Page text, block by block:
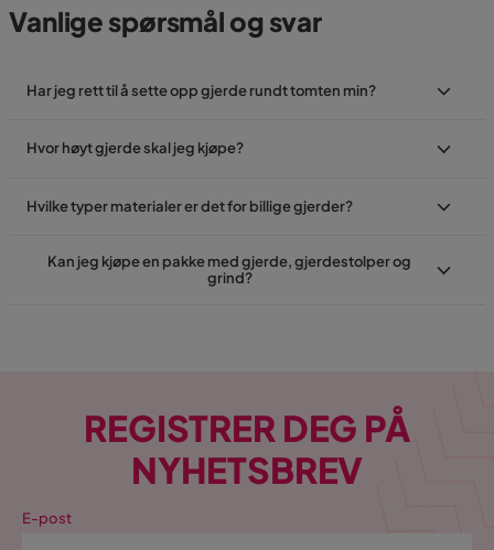
Vanlige spørsmål og svar
Har jeg rett til å sette opp gjerde rundt tomten min?
Hvor høyt gjerde skal jeg kjøpe?
Hvilke typer materialer er det for billige gjerder?
Kan jeg kjøpe en pakke med gjerde, gjerdestolper og
grind?
REGISTRER DEG PÅ
NYHETSBREV
E-post